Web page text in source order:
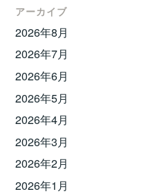
アーカイブ
2026年8月
2026年7月
2026年6月
2026年5月
2026年4月
2026年3月
2026年2月
2026年1月